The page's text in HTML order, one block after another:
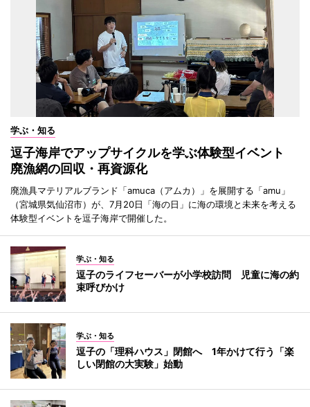
学ぶ・知る
逗子海岸でアップサイクルを学ぶ体験型イベント
廃漁網の回収・再資源化
廃漁具マテリアルブランド「amuca（アムカ）」を展開する「amu」
（宮城県気仙沼市）が、7月20日「海の日」に海の環境と未来を考える
体験型イベントを逗子海岸で開催した。
学ぶ・知る
逗子のライフセーバーが小学校訪問 児童に海の約
束呼びかけ
学ぶ・知る
逗子の「理科ハウス」閉館へ 1年かけて行う「楽
しい閉館の大実験」始動